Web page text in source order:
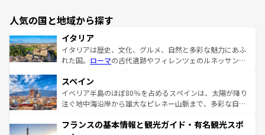
人気の国と地域から探す
イタリア
イタリアは歴史、文化、グルメ、自然と多彩な魅力にあふ
れた国。 ローマの古代遺跡やフィレンツェのルネッサンス
ろん、トスカーナの美しい田園風景やアマルフィ海岸の絶
景など、自然景観も見逃せない。観光の合間には、本場の
ピザやパスタなど、絶品のイタリア料理を堪能することも
ませてくれるイタリアで、忘れられない旅をしてみよう！
スペイン
イベリア半島のほぼ80％を占めるスペインは、太陽が降り
注ぐ地中海沿岸から雄大なピレネー山脈まで、多彩な自然
文化が根付くこの国では、情熱的なフラメンコ、熱気あふ
フランスの基本情報と観光ガイド・有名観光スポ